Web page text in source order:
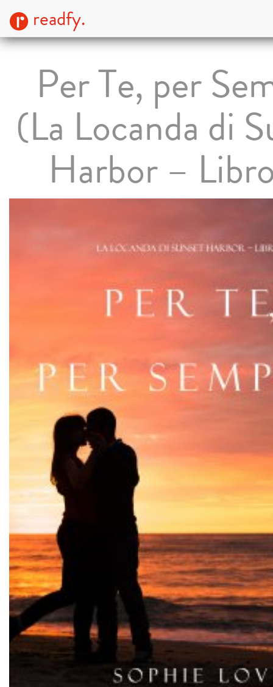
readfy.
Per Te, per
(La Locanda di
Harbor –